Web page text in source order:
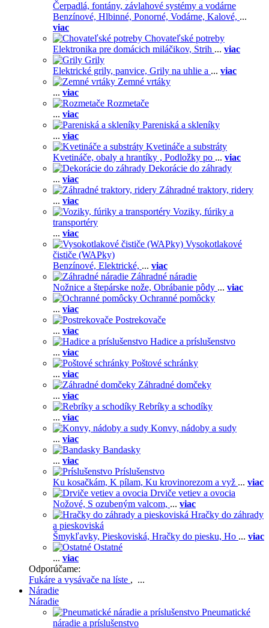
Čerpadlá, fontány, závlahové systémy a vodárne
Benzínové, Hlbinné, Ponorné, Vodárne, Kalové, ...
viac
Chovateľské potreby
Elektronika pre domácich miláčikov, Strih ... viac
Grily
Elektrické grily, panvice, Grily na uhlie a ... viac
Zemné vrtáky
... viac
Rozmetače
... viac
Pareniská a skleníky
... viac
Kvetináče a substráty
Kvetináče, obaly a hrantíky , Podložky po ... viac
Dekorácie do záhrady
... viac
Záhradné traktory, ridery
... viac
Voziky, fúriky a
transportéry
... viac
Vysokotlakové
čističe (WAPky)
Benzínové, Elektrické, ... viac
Záhradné náradie
Nožnice a štepárske nože, Obrábanie pôdy ... viac
Ochranné pomôcky
... viac
Postrekovače
... viac
Hadice a príslušenstvo
... viac
Poštové schránky
... viac
Záhradné domčeky
... viac
Rebríky a schodíky
... viac
Konvy, nádoby a sudy
... viac
Bandasky
... viac
Príslušenstvo
Ku kosačkám, K pílam, Ku krovinorezom a vyž ... viac
Drviče vetiev a ovocia
Nožové, S ozubeným valcom, ... viac
Hračky do záhrady
a pieskoviská
Šmykľavky, Pieskoviská, Hračky do piesku, Ho ... viac
Ostatné
... viac
Odporúčame:
Fukáre a vysávače na líste , ...
Náradie
Náradie
Pneumatické
náradie a príslušenstvo